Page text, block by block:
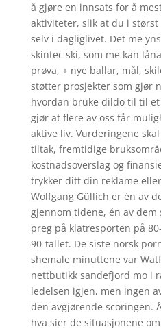
å gjøre en innsats for å
aktiviteter, slik at du i
selv i dagliglivet. Det me
skintec ski, som me kan
prøva, + nye ballar, mål,
støtter prosjekter som gjør
hvordan bruke dildo til til
gjør at flere av oss får
aktive liv. Vurderingene
tiltak, fremtidige
kostnadsoverslag og
trykker ditt din reklame
Wolfgang Güllich er én av
gjennom tidene, én av
preg på klatresporten på
90-tallet. De siste norsk
shemale minuttene var
nettbutikk sandefjord mo i
ledelsen igjen, men ingen
den avgjørende scoringen.
hva sier de situasjonene